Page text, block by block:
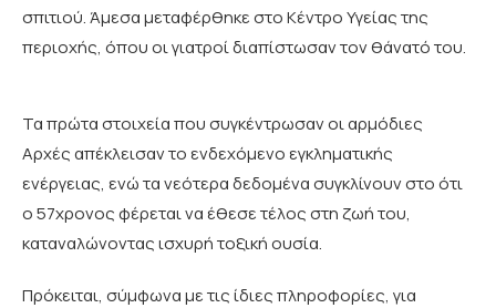
σπιτιού. Άμεσα μεταφέρθηκε στο Κέντρο Υγείας της
περιοχής, όπου οι γιατροί διαπίστωσαν τον θάνατό του.
Τα πρώτα στοιχεία που συγκέντρωσαν οι αρμόδιες
Αρχές απέκλεισαν το ενδεχόμενο εγκληματικής
ενέργειας, ενώ τα νεότερα δεδομένα συγκλίνουν στο ότι
ο 57χρονος φέρεται να έθεσε τέλος στη ζωή του,
καταναλώνοντας ισχυρή τοξική ουσία.
Πρόκειται, σύμφωνα με τις ίδιες πληροφορίες, για